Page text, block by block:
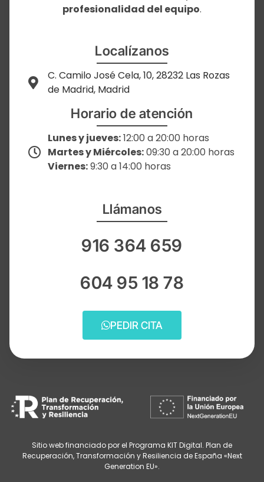
profesionalidad del equipo.
Localízanos
C. Camilo José Cela, 10, 28232 Las Rozas
de Madrid, Madrid
Horario de atención
Lunes y jueves:12:00 a 20:00 horas
Martes y Miércoles:09:30 a 20:00 horas
Viernes:9:30 a 14:00 horas
Llámanos
916 364 659
604 95 18 78
PEDIR CITA
Sitio web financiado por el Programa KIT Digital. Plan de
Recuperación, Transformación y Resiliencia de España «Next
Generation EU».